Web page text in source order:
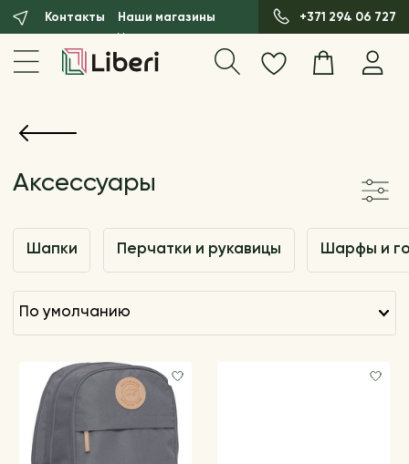
Контакты Наши магазины +371 294 06 727
Аксессуары
Шапки Перчатки и рукавицы Шарфы и
по умолчанию